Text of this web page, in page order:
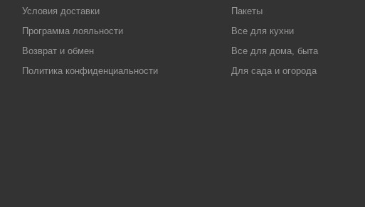
Условия доставки
Программа лояльности
Возврат и обмен
Политика конфиденциальности
Пакеты
Все для кухни
Все для дома, быта
Для сада и огорода